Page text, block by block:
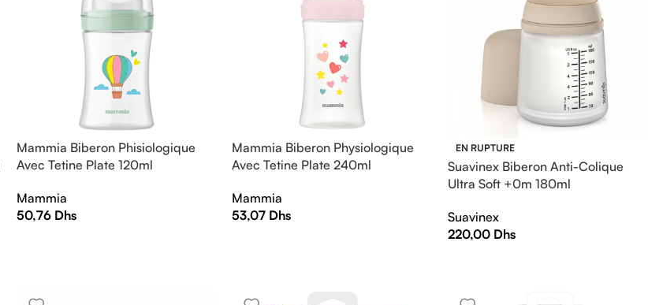
Mammia Biberon Phisiologique
Avec Tetine Plate 120ml
Mammia
50,76 Dhs
Mammia Biberon Physiologique
Avec Tetine Plate 240ml
Mammia
53,07 Dhs
EN RUPTURE
Suavinex Biberon Anti-Colique
Ultra Soft +0m 180ml
Suavinex
220,00 Dhs